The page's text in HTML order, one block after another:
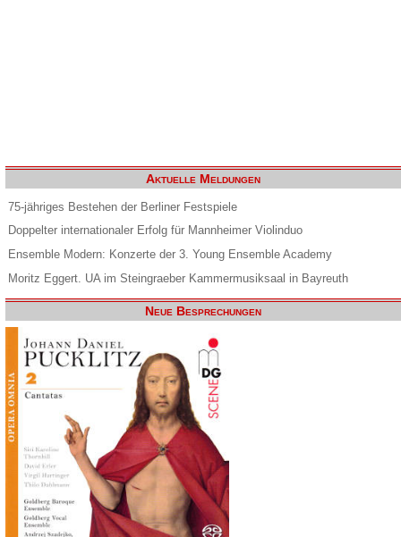
Aktuelle Meldungen
75-jähriges Bestehen der Berliner Festspiele
Doppelter internationaler Erfolg für Mannheimer Violinduo
Ensemble Modern: Konzerte der 3. Young Ensemble Academy
Moritz Eggert. UA im Steingraeber Kammermusiksaal in Bayreuth
Neue Besprechungen